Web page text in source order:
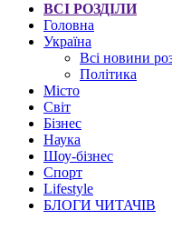
ВСІ РОЗДІЛИ
Головна
Україна
Всі новини
Політика
Місто
Світ
Бізнес
Наука
Шоу-бізнес
Спорт
Lifestyle
БЛОГИ ЧИТАЧІВ